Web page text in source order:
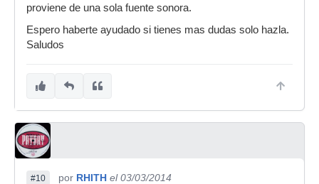
proviene de una sola fuente sonora.
Espero haberte ayudado si tienes mas dudas solo hazla.
Saludos
#10 por RHITH el 03/03/2014